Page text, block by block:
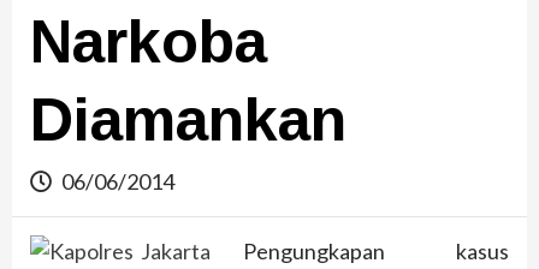
Narkoba
Diamankan
06/06/2014
Pengungkapan kasus